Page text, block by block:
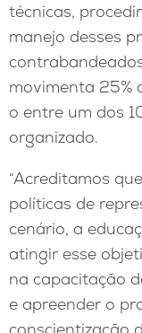
técnicas,
manejo desses
movimenta 25%
o entre um dos
organizado.
“Acreditamos
políticas de
cenário, a
atingir esse
na capacitação
e apreender o
conscientização